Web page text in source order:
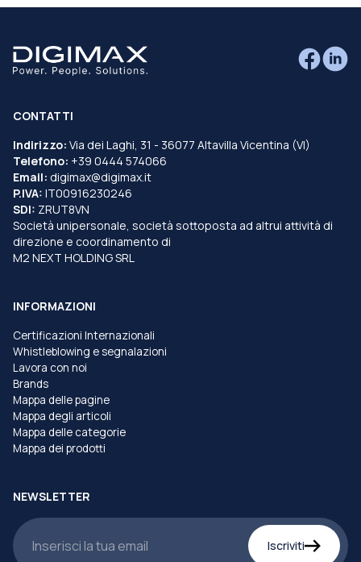
CONTATTI
Indirizzo: Via dei Laghi, 31 - 36077 Altavilla Vicentina (VI)
Telefono: +39 0444 574066
Email: digimax@digimax.it
P.IVA: IT00916230246
SDI: ZRUT8VN
Società unipersonale, società sottoposta ad altrui attività di
direzione e coordinamento di
M2 NEXT HOLDING SRL
INFORMAZIONI
Certificazioni Internazionali
Whistleblowing e segnalazioni
Lavora con noi
Brands
Mappa delle pagine
Mappa degli articoli
Mappa delle categorie
Mappa dei prodotti
NEWSLETTER
Iscriviti